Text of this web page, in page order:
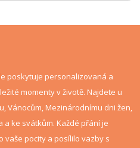
poskytuje personalizovaná a
momenty v životě. Najdete u
Vánocům, Mezinárodnímu dni žen,
ke svátkům. Každé přání je
vaše pocity a posílilo vazby s